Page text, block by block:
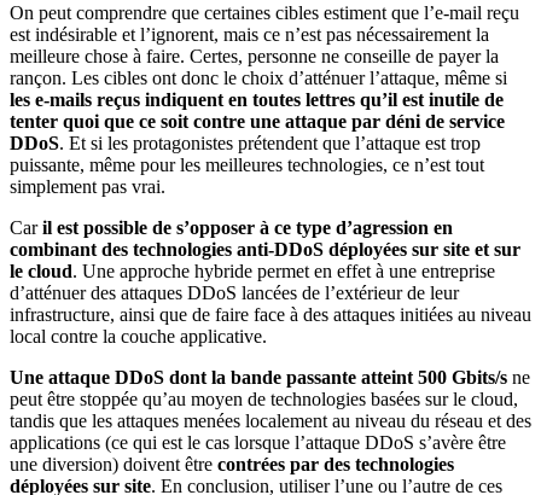
On peut comprendre que certaines cibles estiment que l’e-mail reçu
est indésirable et l’ignorent, mais ce n’est pas nécessairement la
meilleure chose à faire. Certes, personne ne conseille de payer la
rançon. Les cibles ont donc le choix d’atténuer l’attaque, même si
les e-mails reçus indiquent en toutes lettres qu’il est inutile de
tenter quoi que ce soit contre une attaque par déni de service
DDoS. Et si les protagonistes prétendent que l’attaque est trop
puissante, même pour les meilleures technologies, ce n’est tout
simplement pas vrai.
Caril est possible de s’opposer à ce type d’agression en
combinant des technologies anti-DDoS déployées sur site et sur
le cloud. Une approche hybride permet en effet à une entreprise
d’atténuer des attaques DDoS lancées de l’extérieur de leur
infrastructure, ainsi que de faire face à des attaques initiées au niveau
local contre la couche applicative.
Une attaque DDoS dont la bande passante atteint 500 Gbits/s ne
peut être stoppée qu’au moyen de technologies basées sur le cloud,
tandis que les attaques menées localement au niveau du réseau et des
applications (ce qui est le cas lorsque l’attaque DDoS s’avère être
une diversion) doivent être contrées par des technologies
déployées sur site. En conclusion, utiliser l’une ou l’autre de ces